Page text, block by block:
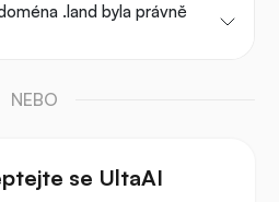
.land byla právně
NEBO
se UltaAI